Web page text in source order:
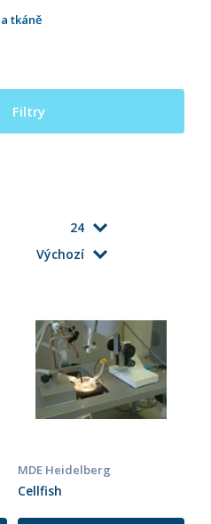
tkáně
Filtry
24
Výchozí
MDE Heidelberg
Cellfish